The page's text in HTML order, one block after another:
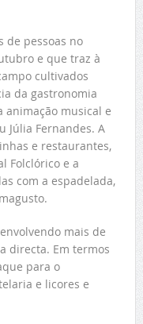
de pessoas no
e que traz à
cultivados
da gastronomia
animação musical e
Júlia Fernandes. A
e restaurantes,
Folclórico e a
com a espadelada,
mais de
directa. Em termos
para o
e licores e